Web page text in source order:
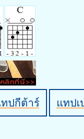
ปกีต้าร์ แทปเ